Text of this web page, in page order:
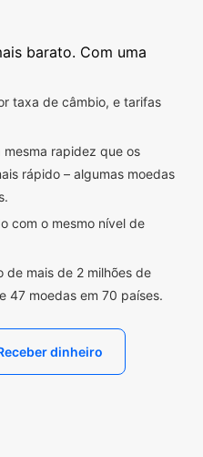
barato. Com uma
taxa de câmbio, e tarifas
mesma rapidez que os
rápido – algumas moedas
com o mesmo nível de
de mais de 2 milhões de
47 moedas em 70 países.
dinheiro